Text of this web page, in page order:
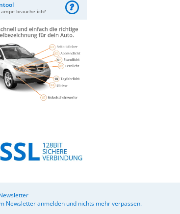
brauche ich?
Newsletter anmelden und nichts mehr verpassen.